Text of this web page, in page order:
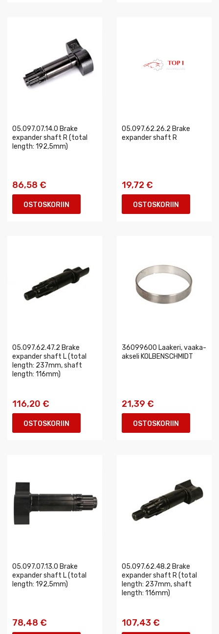
05.097.07.14.0 Brake
expander shaft R (total
length: 192,5mm)
86,58 €
OSTOSKORIIN
05.097.62.26.2 Brake
expander shaft R
19,72 €
OSTOSKORIIN
05.097.62.47.2 Brake
expander shaft L (total
length: 237mm, shaft
length: 116mm)
116,20 €
OSTOSKORIIN
36099600 Laakeri, vaaka-
akseli KOLBENSCHMIDT
21,39 €
OSTOSKORIIN
05.097.07.13.0 Brake
expander shaft L (total
length: 192,5mm)
78,48 €
05.097.62.48.2 Brake
expander shaft R (total
length: 237mm, shaft
length: 116mm)
107,43 €